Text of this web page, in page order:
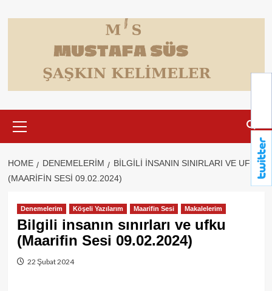
to
Menu
HOME DENEMELERIM
BILGILI INSANIN SINIRLARI VE UFKU
(MAARIFIN SESI 09.02.2024)
Denemelerim Köşeli Yazılarım Maarifin Sesi Makalelerim
Bilgili insanın sınırları ve ufku
(Maarifin Sesi 09.02.2024)
22 Şubat 2024